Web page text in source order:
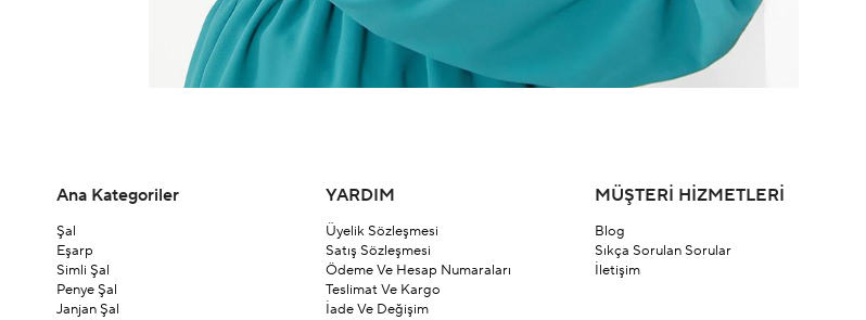
Ana Kategoriler
Şal
Eşarp
Simli Şal
Penye Şal
Janjan Şal
YARDIM
Üyelik Sözleşmesi
Satış Sözleşmesi
Ödeme Ve Hesap Numaraları
Teslimat Ve Kargo
İade Ve Değişim
MÜŞTERİ HİZMETLERİ
Blog
Sıkça Sorulan Sorular
İletişim